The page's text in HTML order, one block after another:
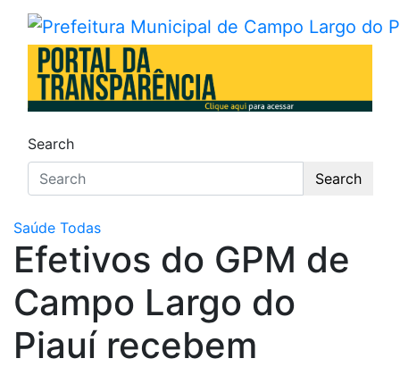
Skip
contentPrefeitura Municipal de
Campo Largo do Piauí – Piauí – Brasil
Search
Search
Saúde Todas
Efetivos do GPM de
Campo Largo do
Piauí recebem